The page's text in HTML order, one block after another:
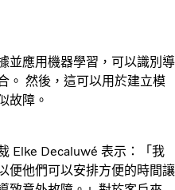
並應用機器學習，可以識別導
。 然後，這可以用於建立模
故障。
Elke Decaluwé 表示：「我
便他們可以安排方便的時間讓